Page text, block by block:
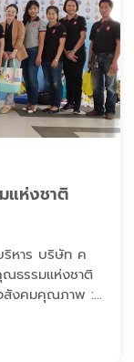
แห่งชาติ
ริหาร บริษัท ค
ณธรรมแห่งชาติ
สังคมคุณภาพ :
ลื่อนและ